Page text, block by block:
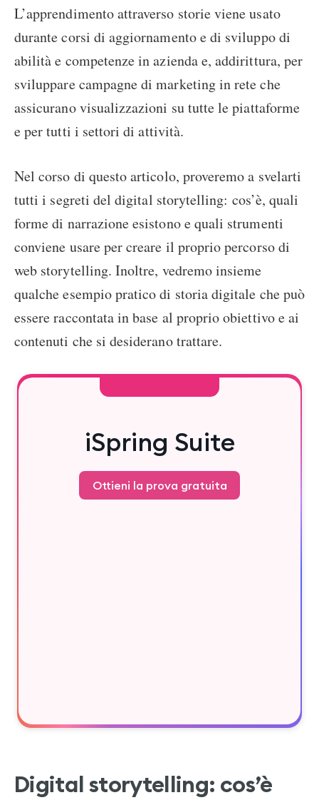
L’apprendimento attraverso storie viene usato
durante corsi di aggiornamento e di sviluppo di
abilità e competenze in azienda e, addirittura, per
sviluppare campagne di marketing in rete che
assicurano visualizzazioni su tutte le piattaforme
e per tutti i settori di attività.
Nel corso di questo articolo, proveremo a svelarti
tutti i segreti del digital storytelling: cos’è, quali
forme di narrazione esistono e quali strumenti
conviene usare per creare il proprio percorso di
web storytelling. Inoltre, vedremo insieme
qualche esempio pratico di storia digitale che può
essere raccontata in base al proprio obiettivo e ai
contenuti che si desiderano trattare.
iSpring Suite
Ottieni la prova gratuita
Digital storytelling: cos’è